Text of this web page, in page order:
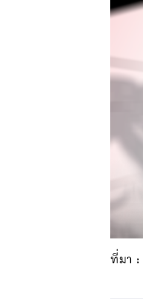
ที่มา :